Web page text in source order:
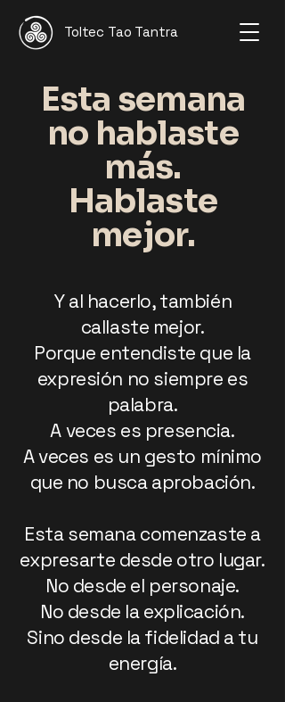
Toltec Tao Tantra
Esta semana
no hablaste
más.
Hablaste
mejor.
Y al hacerlo, también
callaste mejor.
Porque entendiste que la
expresión no siempre es
palabra.
A veces es presencia.
A veces es un gesto mínimo
que no busca aprobación.
Esta semana comenzaste a
expresarte desde otro lugar.
No desde el personaje.
No desde la explicación.
Sino desde la fidelidad a tu
energía.